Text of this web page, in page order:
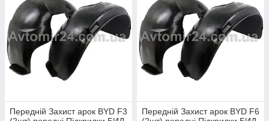
Передній Захист арок BYD F3
Передній Захист арок BYD F6